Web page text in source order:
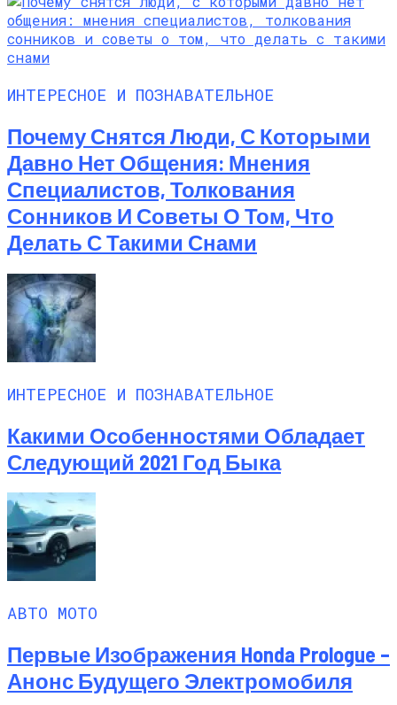
Особая Сила, Что Значит Рокое
Суперлуние
ИНТЕРЕСНОЕ И ПОЗНАВАТЕЛЬНОЕ
Почему Снятся Люди, С Которыми
Давно Нет Общения: Мнения
Специалистов, Толкования
Сонников И Советы О Том, Что
Делать С Такими Снами
ИНТЕРЕСНОЕ И ПОЗНАВАТЕЛЬНОЕ
Какими Особенностями Обладает
Следующий 2021 Год Быка
АВТО МОТО
Первые Изображения Honda Prologue –
Анонс Будущего Электромобиля